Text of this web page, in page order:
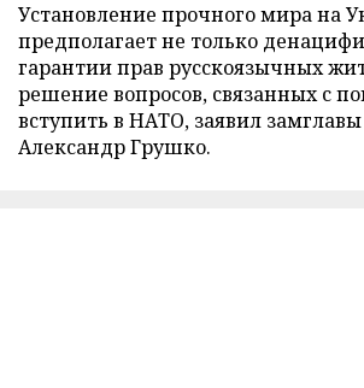
Установление прочного мира на
предполагает не только
гарантии прав русскоязычных
решение вопросов, связанных с
вступить в НАТО, заявил
Александр Грушко.